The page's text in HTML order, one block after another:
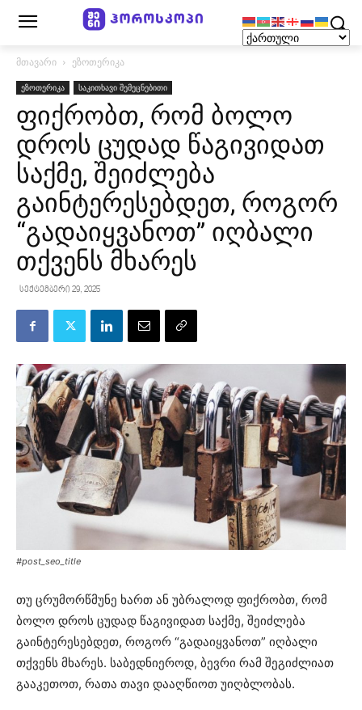
მთავარი ეზოთერიკა
ეზოთერიკა საკითხავი შემეცნებითი
ფიქრობთ, რომ ბოლო
დროს ცუდად წაგივიდათ
საქმე, შეიძლება
გაინტერესებდეთ, როგორ
“გადაიყვანოთ” იღბალი
თქვენს მხარეს
სექტემბერი 29, 2025
#post_seo_title
თუ ცრუმორწმუნე ხართ ან უბრალოდ ფიქრობთ, რომ
ბოლო დროს ცუდად წაგივიდათ საქმე, შეიძლება
გაინტერესებდეთ, როგორ “გადაიყვანოთ” იღბალი
თქვენს მხარეს. საბედნიეროდ, ბევრი რამ შეგიძლიათ
გააკეთოთ, რათა თავი დააღწიოთ უიღბლობას.